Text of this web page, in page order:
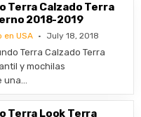
Terra Calzado Terra
2018-2019
en USA July 18, 2018
Terra Calzado Terra
y mochilas
una…
Terra Look Terra